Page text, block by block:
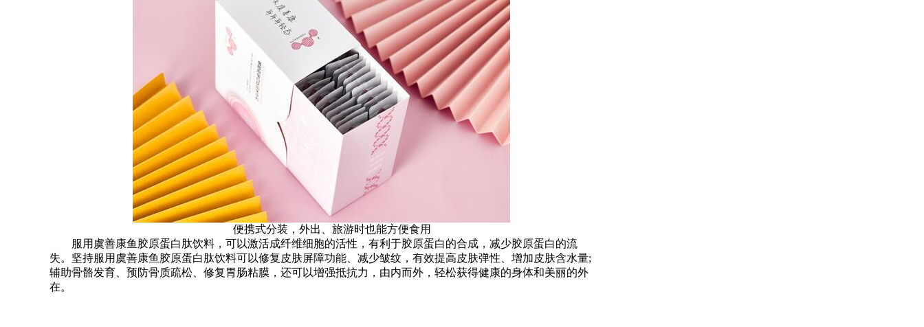
便携式分装，外出、旅游时也能方便食用
服用虞善康鱼胶原蛋白肽饮料，可以激活成纤维细胞的活性，有利于胶原蛋白的合成，减少胶原蛋白的流
失。坚持服用虞善康鱼胶原蛋白肽饮料可以修复皮肤屏障功能、减少皱纹，有效提高皮肤弹性、增加皮肤含水量;
辅助骨骼发育、预防骨质疏松、修复胃肠粘膜，还可以增强抵抗力，由内而外，轻松获得健康的身体和美丽的外
在。